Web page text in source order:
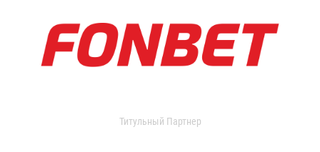
Титульный Партнер